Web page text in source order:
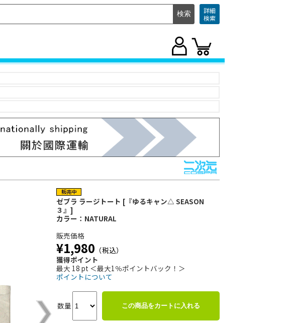
詳細
検索
ゼブラ ラージトート [『ゆるキャン△ SEASON
３』]
カラー：NATURAL
販売価格
¥1,980 （税込）
獲得ポイント
最大 18 pt ＜最大1％ポイントバック！＞
ポイントについて
数量 この商品をカートに入れる